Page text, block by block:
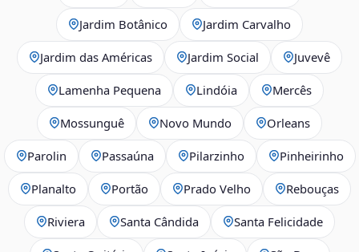
Jardim Botânico Jardim Carvalho
Jardim das Américas Jardim Social Juvevê
Lamenha Pequena Lindóia Mercês
Mossunguê Novo Mundo Orleans
Parolin Passaúna Pilarzinho Pinheirinho
Planalto Portão Prado Velho Rebouças
Riviera Santa Cândida Santa Felicidade